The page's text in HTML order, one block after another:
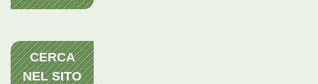
CERCA
NEL SITO